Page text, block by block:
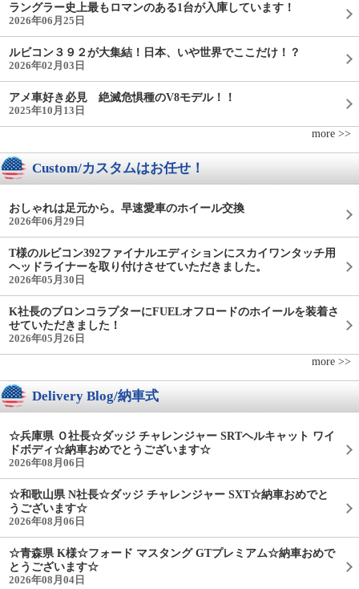
ラングラー史上最もロマンのある1台が入庫しています！
2026年06月25日
ルビコン３９２が大集結！日本、いや世界でここだけ！？
2026年02月03日
アメ車好き必見 絶滅危惧種のV8モデル！！
2025年10月13日
more >>
Custom/カスタムはお任せ！
おしゃれは足元から。早速愛車のホイール交換
2026年06月29日
T様のルビコン392ファイナルエディションにスカイワンタッチ用
ヘッドライナーを取り付けさせていただきました。
2026年05月30日
K社長のブロンコラプターにFUELオフロードのホイールを装着さ
せていただきました！
2026年05月26日
more >>
Delivery Blog/納車式
☆兵庫県 Ｏ社長☆ダッジ チャレンジャー SRTヘルキャット ワイ
ドボディ☆納車おめでとうございます☆
2026年08月06日
☆和歌山県 N社長☆ダッジ チャレンジャー SXT☆納車おめでと
うございます☆
2026年08月06日
☆青森県 K様☆フォード マスタング GTプレミアム☆納車おめで
とうございます☆
2026年08月04日